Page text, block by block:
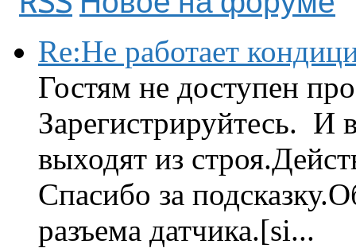
Re:Не работает
Гостям не доступен
Зарегистрируйтесь. И
выходят из
Спасибо за
разъема датчика.[si...